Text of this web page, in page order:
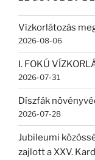
Vízkorlátozás
2026-08-06
I. FOKÚ
2026-07-31
Díszfák
2026-07-28
Jubileumi
zajlott a XXV.